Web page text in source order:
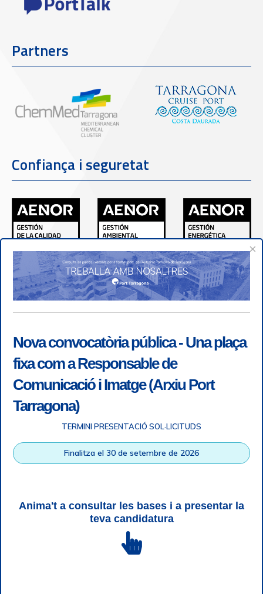
Partners
Confiança i seguretat
Accessibilitat |Nota legal | Info RGPD |Informació de
×
Nova convocatòria pública - Una plaça
fixa com a Responsable de
Comunicació i Imatge (Arxiu Port
Tarragona)
TERMINI PRESENTACIÓ SOL·LICITUDS
Finalitza el 30 de setembre de 2026
Anima't a consultar les bases i a presentar la
teva candidatura